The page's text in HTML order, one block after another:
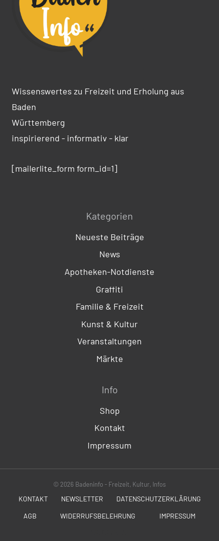
Wissenswertes zu Freizeit und Erholung aus
Baden
Württemberg
inspirierend - informativ - klar
[mailerlite_form form_id=1]
Kategorien
Neueste Beiträge
News
Apotheken-Notdienste
Graffiti
Familie & Freizeit
Kunst & Kultur
Veranstaltungen
Märkte
Info
Shop
Kontakt
Impressum
© 2026 Badeninfo - Freizeit, Kultur, Infos
KONTAKT NEWSLETTER DATENSCHUTZERKLÄRUNG
AGB WIDERRUFSBELEHRUNG IMPRESSUM